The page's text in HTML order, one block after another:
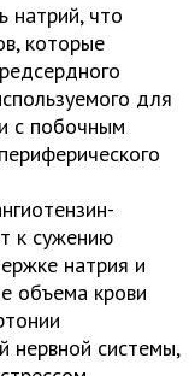
натрий, что
которые
для
с побочным
к сужению
натрия и
объема крови
нервной системы,